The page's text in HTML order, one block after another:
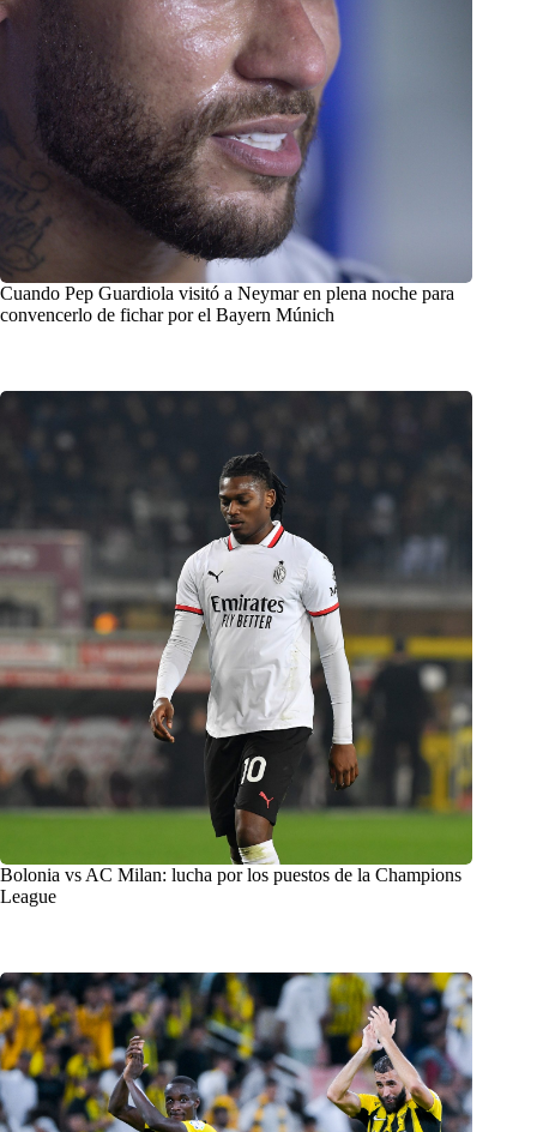
Cuando Pep Guardiola visitó a Neymar en plena noche para
convencerlo de fichar por el Bayern Múnich
Bolonia vs AC Milan: lucha por los puestos de la Champions
League